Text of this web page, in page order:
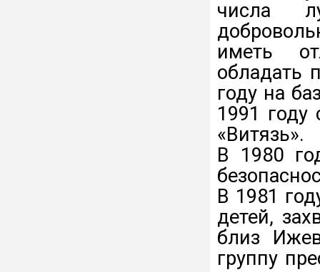
числа
иметь
обладать
году на
1991 году
«Витязь».
В 1980
В 1981
детей,
близ
группу